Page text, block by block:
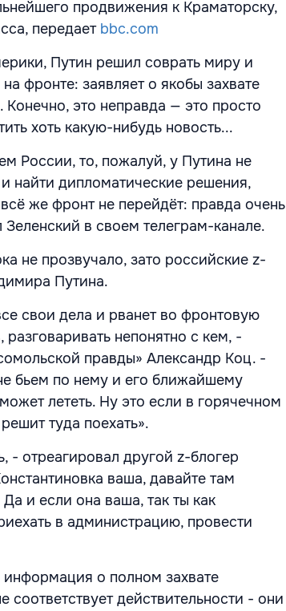
продвижения к Краматорску,
передает bbc.com
Путин решил соврать миру и
фронте: заявляет о якобы захвате
это неправда — это просто
хоть какую-нибудь новость...
России, то, пожалуй, у Путина не
найти дипломатические решения,
же фронт не перейдёт: правда очень
Зеленский в своем телеграм-канале.
не прозвучало, зато российские z-
Путина.
свои дела и рванет во фронтовую
разговаривать непонятно с кем, -
правды» Александр Коц. -
бьем по нему и его ближайшему
лететь. Ну это если в горячечном
туда поехать».
- отреагировал другой z-блогер
ваша, давайте там
и если она ваша, так ты как
в администрацию, провести
о полном захвате
действительности - они